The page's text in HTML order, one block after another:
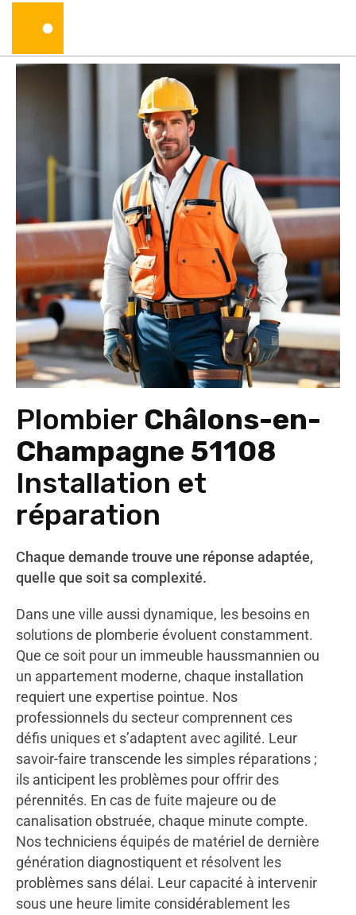
Plombier Châlons-en-
Champagne 51108
Installation et
réparation
Chaque demande trouve une réponse adaptée,
quelle que soit sa complexité.
Dans une ville aussi dynamique, les besoins en
solutions de plomberie évoluent constamment.
Que ce soit pour un immeuble haussmannien ou
un appartement moderne, chaque installation
requiert une expertise pointue. Nos
professionnels du secteur comprennent ces
défis uniques et s’adaptent avec agilité. Leur
savoir-faire transcende les simples réparations ;
ils anticipent les problèmes pour offrir des
pérennités. En cas de fuite majeure ou de
canalisation obstruée, chaque minute compte.
Nos techniciens équipés de matériel de dernière
génération diagnostiquent et résolvent les
problèmes sans délai. Leur capacité à intervenir
sous une heure limite considérablement les